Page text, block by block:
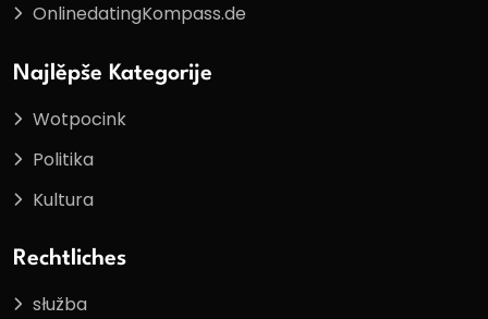
OnlinedatingKompass.de
Najlěpše Kategorije
Wotpocink
Politika
Kultura
Rechtliches
słužba